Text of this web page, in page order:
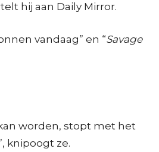
hij aan Daily Mirror.
vandaag” en “Savage
worden, stopt met het
knipoogt ze.